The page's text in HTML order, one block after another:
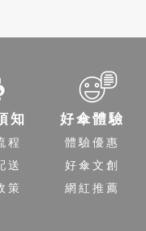
知
程
送
策
好傘體驗
體驗優惠
好傘文創
網紅推薦